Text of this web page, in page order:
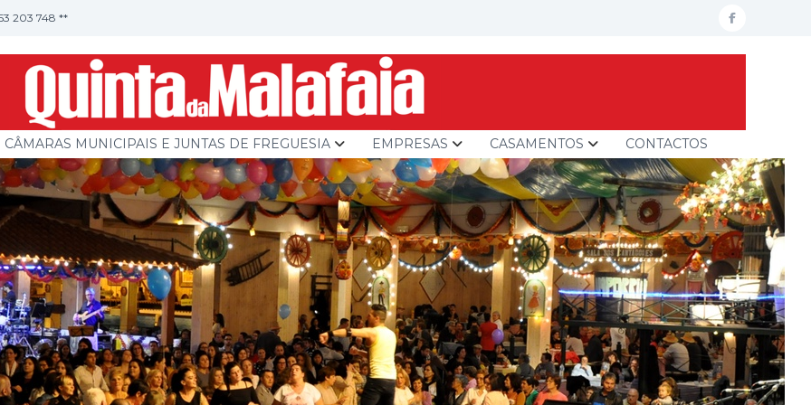
203 748 ** facebook
CÂMARAS MUNICIPAIS E JUNTAS DE FREGUESIA EMPRESAS CASAMENTOS CONTACTOS